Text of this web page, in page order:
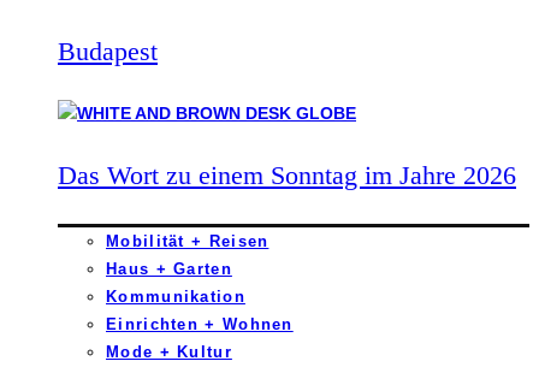
Budapest
Das Wort zu einem Sonntag im Jahre 2026
Mobilität + Reisen
Haus + Garten
Kommunikation
Einrichten + Wohnen
Mode + Kultur